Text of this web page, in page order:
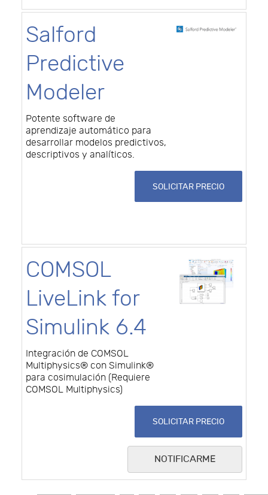
Salford
Predictive
Modeler
Potente software de
aprendizaje automático para
desarrollar modelos predictivos,
descriptivos y analíticos.
SOLICITAR PRECIO
COMSOL
LiveLink for
Simulink 6.4
Integración de COMSOL
Multiphysics® con Simulink®
para cosimulación (Requiere
COMSOL Multiphysics)
SOLICITAR PRECIO
NOTIFICARME